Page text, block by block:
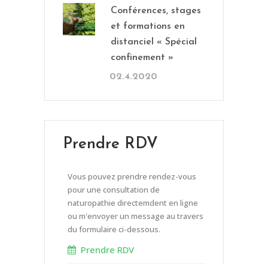
Conférences, stages
et formations en
distanciel « Spécial
confinement »
02.4.2020
Prendre RDV
Vous pouvez prendre rendez-vous
pour une consultation de
naturopathie directemdent en ligne
ou m'envoyer un message au travers
du formulaire ci-dessous.
Prendre RDV